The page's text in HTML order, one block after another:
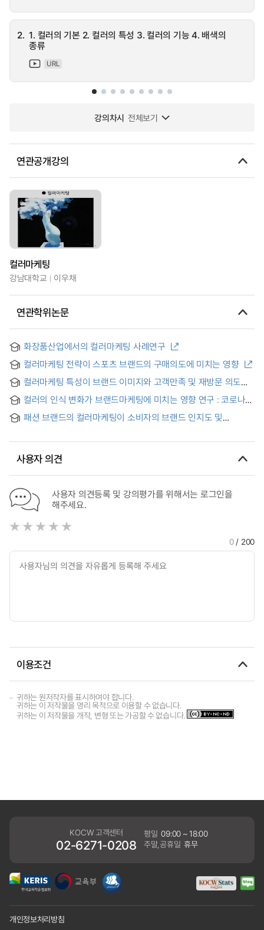
2. 1. 컬러의 기본 2. 컬러의 특성 3. 컬러의 기능 4. 배색의
종류
URL
강의차시 전체보기
연관공개강의
컬러마케팅
강남대학교 이우채
연관학위논문
화장품산업에서의 컬러마케팅 사례연구
컬러마케팅 전략이 스포츠 브랜드의 구매의도에 미치는 영향
컬러마케팅 특성이 브랜드 이미지와 고객만족 및 재방문 의도에
Marketing Characteristic on Brand Image and Customer
Satisfaction and Intention of Revisit :Focusing on
Restaurant-
컬러의 인식 변화가 브랜드마케팅에 미치는 영향 연구 : 코로나19
on the Influence of Color Cognition Change on Brand
to market change ?in the COVID-19 era
패션 브랜드의 컬러마케팅이 소비자의 브랜드 인지도 및
사용자 의견
사용자 의견등록 및 강의평가를 위해서는 로그인을
해주세요.
0/ 200
이용조건
귀하는 원저작자를 표시하여야 합니다.
귀하는 이 저작물을 영리 목적으로 이용할 수 없습니다.
귀하는 이 저작물을 개작, 변형 또는 가공할 수 없습니다.
KOCW 고객센터
02-6271-0208
평일 09:00 ~ 18:00
주말,공휴일 휴무
개인정보처리방침